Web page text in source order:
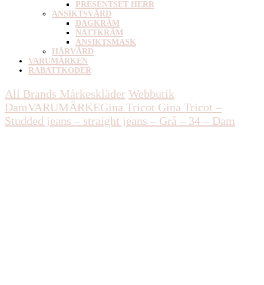
PRESENTSET HERR
ANSIKTSVÅRD
DAGKRÄM
NATTKRÄM
ANSIKTSMASK
HÅRVÅRD
VARUMÄRKEN
RABATTKODER
All Brands Mårkeskläder Webbutik
DamVARUMÄRKEGina Tricot Gina Tricot –
Studded jeans – straight jeans – Grå – 34 – Dam